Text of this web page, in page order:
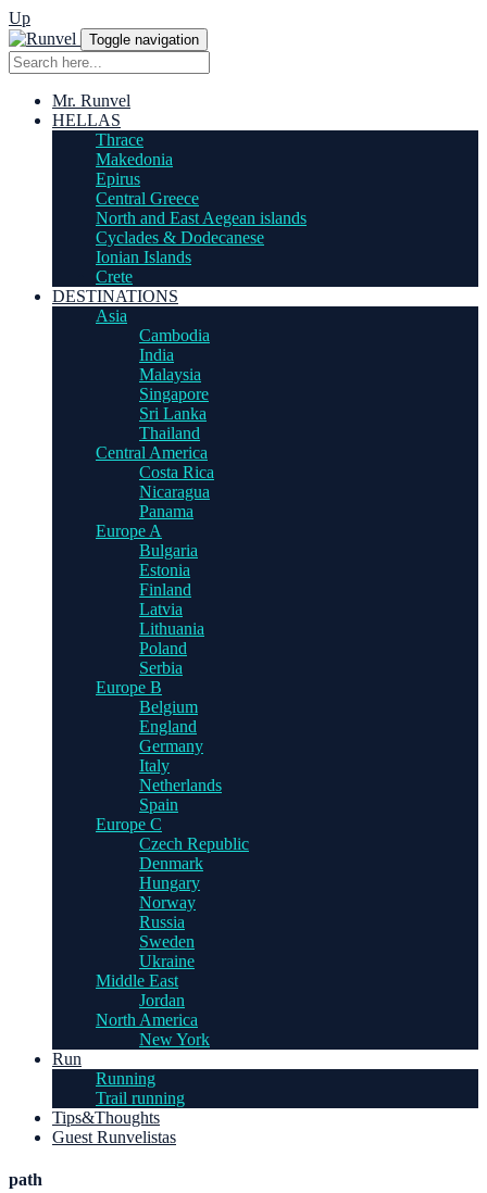
Up
Toggle navigation
Mr. Runvel
HELLAS
Thrace
Makedonia
Epirus
Central Greece
North and East Aegean islands
Cyclades & Dodecanese
Ionian Islands
Crete
DESTINATIONS
Asia
Cambodia
India
Malaysia
Singapore
Sri Lanka
Thailand
Central America
Costa Rica
Nicaragua
Panama
Europe A
Bulgaria
Estonia
Finland
Latvia
Lithuania
Poland
Serbia
Europe B
Belgium
England
Germany
Italy
Netherlands
Spain
Europe C
Czech Republic
Denmark
Hungary
Norway
Russia
Sweden
Ukraine
Middle East
Jordan
North America
New York
Run
Running
Trail running
Tips&Thoughts
Guest Runvelistas
path